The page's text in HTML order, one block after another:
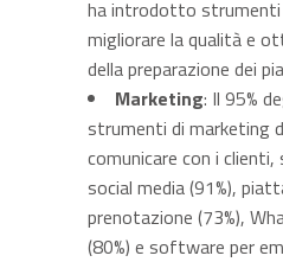
ha introdotto strumenti
migliorare la qualità e
della preparazione dei
Marketing: Il 95%
strumenti di marketing
comunicare con i
social media (91%),
prenotazione (73%),
(80%) e software per